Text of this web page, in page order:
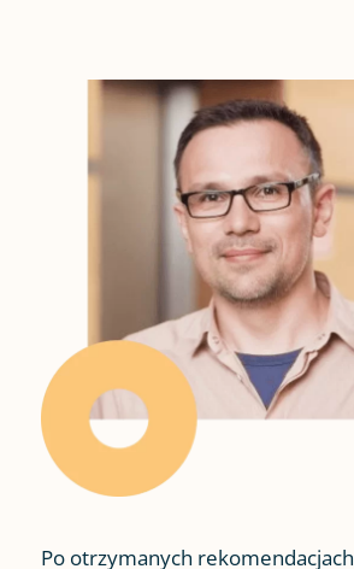
Po otrzymanych rekomendacjach